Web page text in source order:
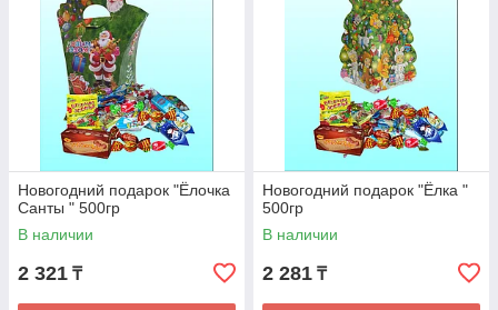
Новогодний подарок "Ёлочка
Санты " 500гр
В наличии
2 321 ₸
Новогодний подарок "Ёлка "
500гр
В наличии
2 281 ₸